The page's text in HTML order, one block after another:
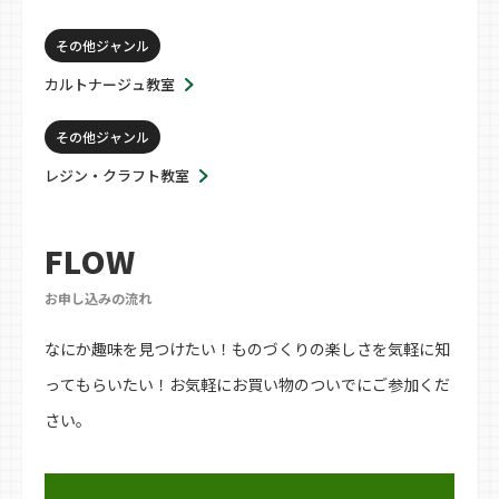
その他ジャンル
カルトナージュ教室
その他ジャンル
レジン・クラフト教室
FLOW
お申し込みの流れ
なにか趣味を見つけたい！ものづくりの楽しさを気軽に知
ってもらいたい！お気軽にお買い物のついでにご参加くだ
さい。